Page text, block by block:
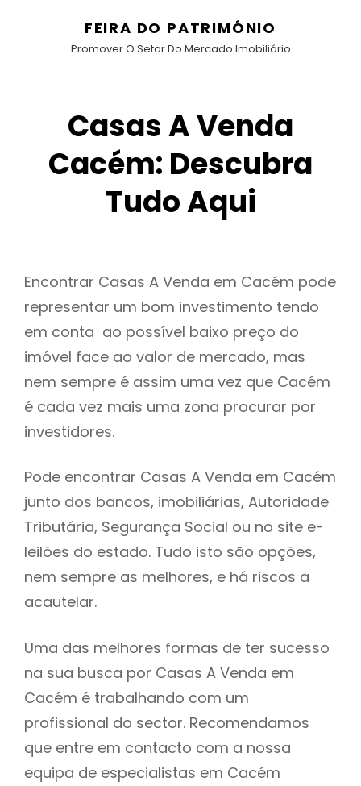
FEIRA DO PATRIMÓNIO
Promover O Setor Do Mercado Imobiliário
Casas A Venda
Cacém: Descubra
Tudo Aqui
Encontrar Casas A Venda em Cacém pode
representar um bom investimento tendo
em conta ao possível baixo preço do
imóvel face ao valor de mercado, mas
nem sempre é assim uma vez que Cacém
é cada vez mais uma zona procurar por
investidores.
Pode encontrar Casas A Venda em Cacém
junto dos bancos, imobiliárias, Autoridade
Tributária, Segurança Social ou no site e-
leilões do estado. Tudo isto são opções,
nem sempre as melhores, e há riscos a
acautelar.
Uma das melhores formas de ter sucesso
na sua busca por Casas A Venda em
Cacém é trabalhando com um
profissional do sector. Recomendamos
que entre em contacto com a nossa
equipa de especialistas em Cacém